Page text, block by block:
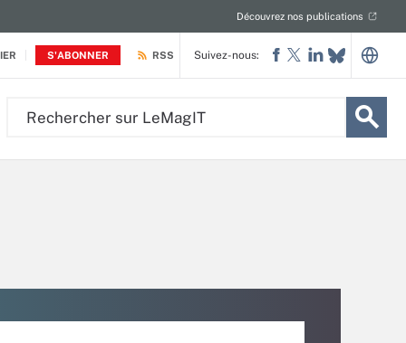
S'ABONNER
Découvrez nos publications
RSS Suivez-nous: